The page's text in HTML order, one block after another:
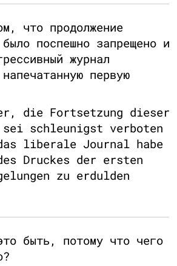
что продолжение
поспешно запрещено и
журнал
первую
die Fortsetzung dieser
sei schleunigst verboten
liberale Journal habe
Druckes der ersten
zu erdulden
быть, потому что чего